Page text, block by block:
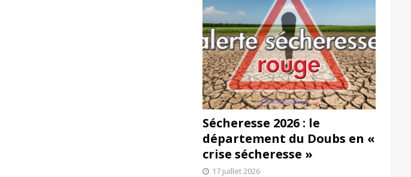
Sécheresse 2026 : le
département du Doubs en «
crise sécheresse »
17 juillet 2026